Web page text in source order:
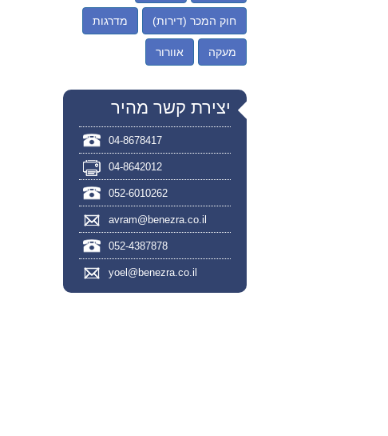
חוק המכר (דירות) מדרגות
מעקה אוורור
יצירת קשר מהיר
04-8678417
04-8642012
052-6010262
avram@benezra.co.il
052-4387878
yoel@benezra.co.il